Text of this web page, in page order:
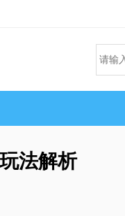
法解析